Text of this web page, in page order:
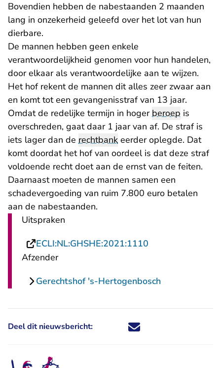
Bovendien hebben de nabestaanden 2 maanden
lang in onzekerheid geleefd over het lot van hun
dierbare.
De mannen hebben geen enkele
verantwoordelijkheid genomen voor hun handelen,
door elkaar als verantwoordelijke aan te wijzen.
Het hof rekent de mannen dit alles zeer zwaar aan
en komt tot een gevangenisstraf van 13 jaar.
Omdat de redelijke termijn in hogerberoep is
overschreden, gaat daar 1 jaar van af. De straf is
iets lager dan de rechtbank eerder oplegde. Dat
komt doordat het hof van oordeel is dat deze straf
voldoende recht doet aan de ernst van de feiten.
Daarnaast moeten de mannen samen een
schadevergoeding van ruim 7.800 euro betalen
aan de nabestaanden.
Uitspraken
ECLI:NL:GHSHE:2021:1110
Afzender
Gerechtshof 's-Hertogenbosch
Deel dit nieuwsbericht: Deel dit nieuwsbericht via X -
Deel dit nieuwsbericht via
Deel dit nieuwsbericht
Deel dit